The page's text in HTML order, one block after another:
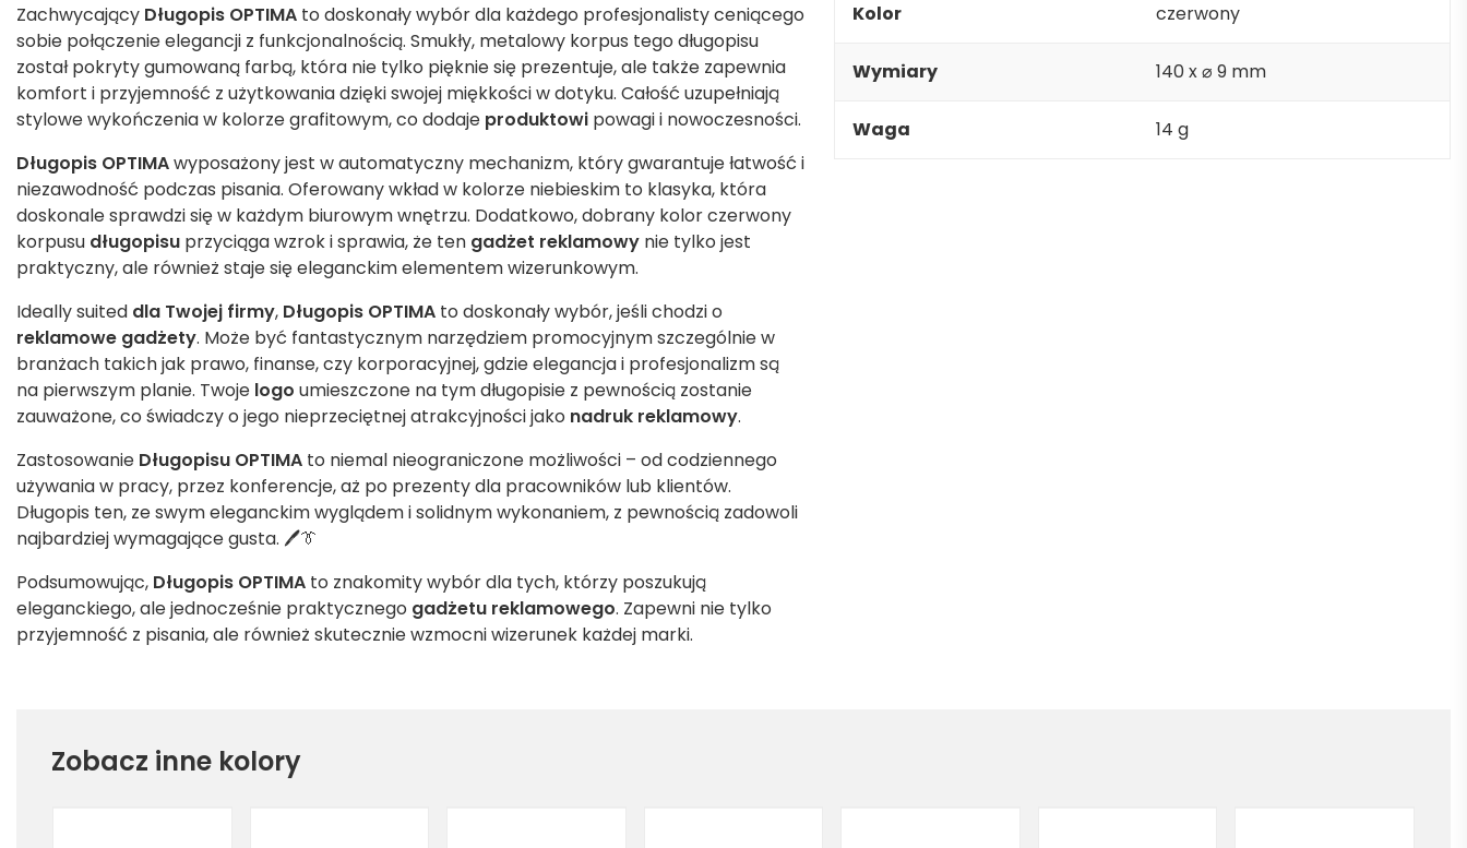
Zachwycający Długopis OPTIMA to doskonały wybór dla każdego profesjonalisty ceniącego
sobie połączenie elegancji z funkcjonalnością. Smukły, metalowy korpus tego długopisu
został pokryty gumowaną farbą, która nie tylko pięknie się prezentuje, ale także zapewnia
komfort i przyjemność z użytkowania dzięki swojej miękkości w dotyku. Całość uzupełniają
stylowe wykończenia w kolorze grafitowym, co dodaje produktowi powagi i nowoczesności.
Długopis OPTIMAwyposażony jest w automatyczny mechanizm, który gwarantuje łatwość i
niezawodność podczas pisania. Oferowany wkład w kolorze niebieskim to klasyka, która
doskonale sprawdzi się w każdym biurowym wnętrzu. Dodatkowo, dobrany kolor czerwony
korpusu długopisu przyciąga wzrok i sprawia, że ten gadżet reklamowy nie tylko jest
praktyczny, ale również staje się eleganckim elementem wizerunkowym.
Ideally suited dla Twojej firmy, Długopis OPTIMA to doskonały wybór, jeśli chodzi o
reklamowe gadżety. Może być fantastycznym narzędziem promocyjnym szczególnie w
branżach takich jak prawo, finanse, czy korporacyjnej, gdzie elegancja i profesjonalizm są
na pierwszym planie. Twoje logo umieszczone na tym długopisie z pewnością zostanie
zauważone, co świadczy o jego nieprzeciętnej atrakcyjności jako nadruk reklamowy.
Zastosowanie Długopisu OPTIMA to niemal nieograniczone możliwości – od codziennego
używania w pracy, przez konferencje, aż po prezenty dla pracowników lub klientów.
Długopis ten, ze swym eleganckim wyglądem i solidnym wykonaniem, z pewnością zadowoli
najbardziej wymagające gusta. 🖊️👔
Podsumowując, Długopis OPTIMA to znakomity wybór dla tych, którzy poszukują
eleganckiego, ale jednocześnie praktycznego gadżetu reklamowego. Zapewni nie tylko
przyjemność z pisania, ale również skutecznie wzmocni wizerunek każdej marki.
Kolor czerwony
Wymiary 140 x ⌀ 9 mm
Waga 14 g
Zobacz inne kolory